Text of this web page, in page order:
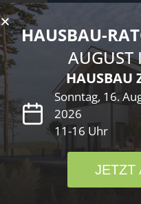
HAUSBAU-
AUGUST
HAUSBAU
Sonntag, 16.
2026
11-16 Uhr
JETZT